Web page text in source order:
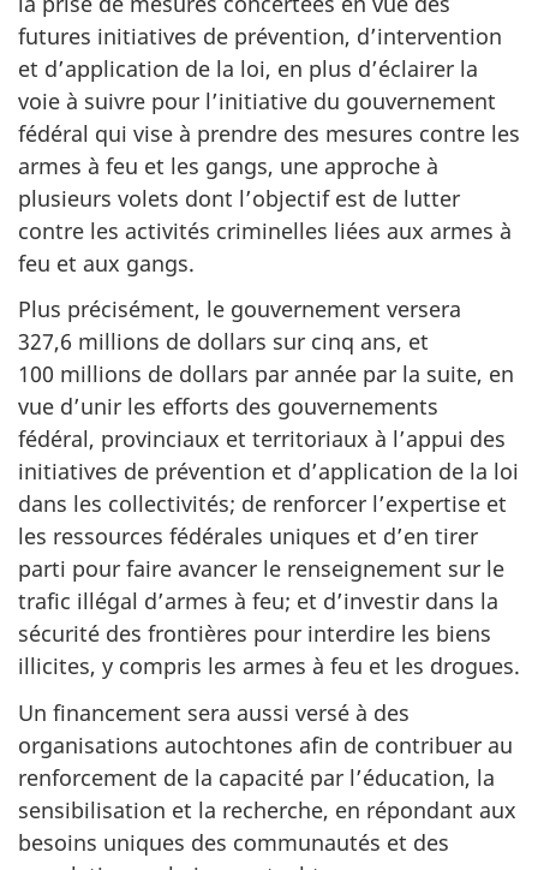
futures initiatives de prévention, d’intervention
et d’application de la loi, en plus d’éclairer la
voie à suivre pour l’initiative du gouvernement
fédéral qui vise à prendre des mesures contre les
armes à feu et les gangs, une approche à
plusieurs volets dont l’objectif est de lutter
contre les activités criminelles liées aux armes à
feu et aux gangs.
Plus précisément, le gouvernement versera
327,6 millions de dollars sur cinq ans, et
100 millions de dollars par année par la suite, en
vue d’unir les efforts des gouvernements
fédéral, provinciaux et territoriaux à l’appui des
initiatives de prévention et d’application de la loi
dans les collectivités; de renforcer l’expertise et
les ressources fédérales uniques et d’en tirer
parti pour faire avancer le renseignement sur le
trafic illégal d’armes à feu; et d’investir dans la
sécurité des frontières pour interdire les biens
illicites, y compris les armes à feu et les drogues.
Un financement sera aussi versé à des
organisations autochtones afin de contribuer au
renforcement de la capacité par l’éducation, la
sensibilisation et la recherche, en répondant aux
besoins uniques des communautés et des